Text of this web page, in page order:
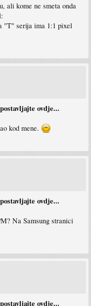
ali kome ne smeta onda
"T" serija ima 1:1 pixel
ovdje...
kod mene.
ovdje...
Na Samsung stranici
ovdje...